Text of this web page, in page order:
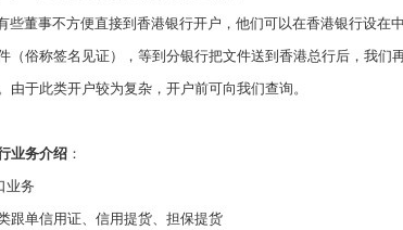
些董事不方便直接到香港银行开户，他们可以在香港银行设在
（俗称签名见证），等到分银行把文件送到香港总行后，我们
由于此类开户较为复杂，开户前可向我们查询。
业务介绍 ：
业务
跟单信用证、信用提货、担保提货